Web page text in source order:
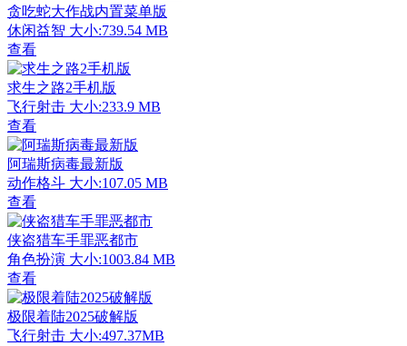
贪吃蛇大作战内置菜单版
休闲益智 大小:739.54 MB
查看
求生之路2手机版
飞行射击 大小:233.9 MB
查看
阿瑞斯病毒最新版
动作格斗 大小:107.05 MB
查看
侠盗猎车手罪恶都市
角色扮演 大小:1003.84 MB
查看
极限着陆2025破解版
飞行射击 大小:497.37MB